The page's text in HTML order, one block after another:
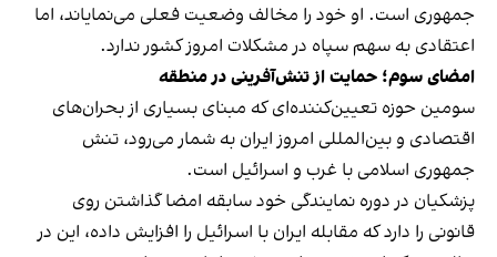
جمهوری است. او خود را مخالف وضعیت فعلی می‌نمایاند، اما
اعتقادی به سهم سپاه در مشکلات امروز کشور ندارد.
امضای سوم؛ حمایت از تنش‌آفرینی در منطقه
سومین حوزه تعیین‌کننده‌ای که مبنای بسیاری از بحران‌های
اقتصادی و بین‌المللی امروز ایران به شمار می‌رود، تنش
جمهوری اسلامی با غرب و اسرائیل است.
پزشکیان در دوره نمایندگی خود سابقه امضا گذاشتن روی
قانونی را دارد که مقابله ایران با اسرائیل را افزایش داده، این در